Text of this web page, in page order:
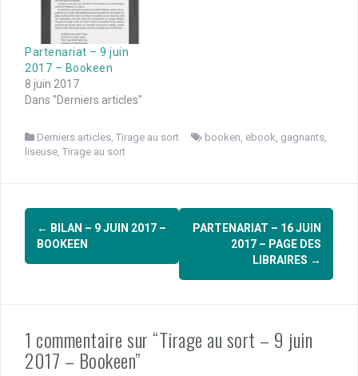
Partenariat – 9 juin
2017 – Bookeen
8 juin 2017
Dans "Derniers articles"
Derniers articles, Tirage au sort booken, ebook, gagnants,
liseuse, Tirage au sort
Navigation
d'article
← BILAN – 9 JUIN 2017 –
BOOKEEN
PARTENARIAT – 16 JUIN
2017 – PAGE DES
LIBRAIRES →
1 commentaire sur “Tirage au sort – 9 juin
2017 – Bookeen”